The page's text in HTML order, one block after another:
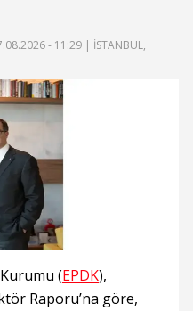
- 11:29 | İSTANBUL,
(EPDK),
Raporu’na göre,